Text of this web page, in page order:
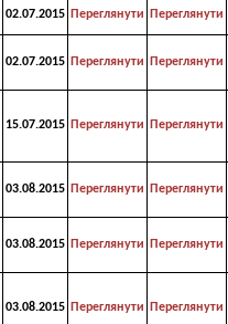
02.07.2015 Переглянути Переглянути
02.07.2015 Переглянути Переглянути
15.07.2015 Переглянути Переглянути
03.08.2015 Переглянути Переглянути
03.08.2015 Переглянути Переглянути
03.08.2015 Переглянути Переглянути